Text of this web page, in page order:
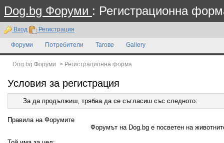
Dog.bg Форуми : Регистрационна
Вход Регистрация
Форуми Потребители Тагове Gallery
Dog.bg Форуми > Регистрационна форма
Условия за регистрация
За да продължиш, трябва да се съгласиш със следното:
Правила на Форумите
Форумът на Dog.bg е посветен на